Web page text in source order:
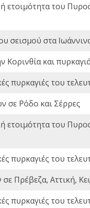
ετοιμότητα του
σεισμού στα
και
πυρκαγιές του
σε Ρόδο και Σέρρες
ετοιμότητα του
πυρκαγιές του
Πρέβεζα, Αττική,
πυρκαγιές του